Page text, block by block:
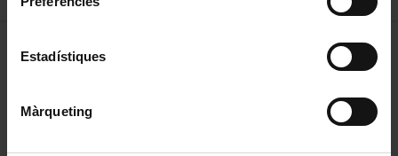
Estadístiques
Màrqueting
MENÚ PEU 1
Política de Cookies
Privacidad y términos